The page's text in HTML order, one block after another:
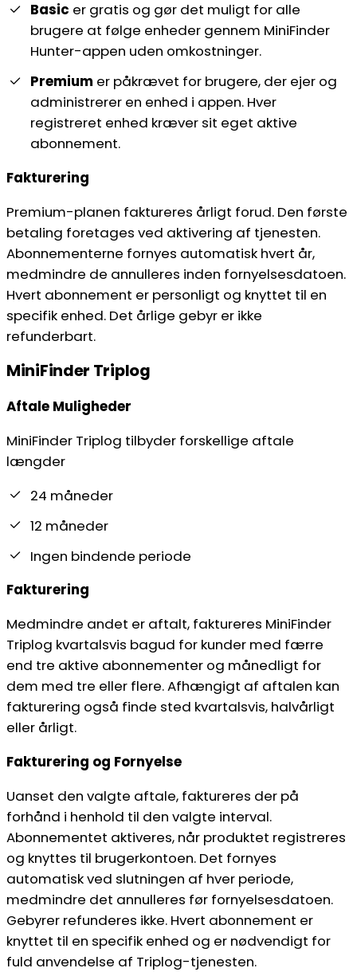
Basic er gratis og gør det muligt for alle
brugere at følge enheder gennem MiniFinder
Hunter-appen uden omkostninger.
Premium er påkrævet for brugere, der ejer og
administrerer en enhed i appen. Hver
registreret enhed kræver sit eget aktive
abonnement.
Fakturering
Premium-planen faktureres årligt forud. Den første
betaling foretages ved aktivering af tjenesten.
Abonnementerne fornyes automatisk hvert år,
medmindre de annulleres inden fornyelsesdatoen.
Hvert abonnement er personligt og knyttet til en
specifik enhed. Det årlige gebyr er ikke
refunderbart.
MiniFinder Triplog
Aftale Muligheder
MiniFinder Triplog tilbyder forskellige aftale
længder
24 måneder
12 måneder
Ingen bindende periode
Fakturering
Medmindre andet er aftalt, faktureres MiniFinder
Triplog kvartalsvis bagud for kunder med færre
end tre aktive abonnementer og månedligt for
dem med tre eller flere. Afhængigt af aftalen kan
fakturering også finde sted kvartalsvis, halvårligt
eller årligt.
Fakturering og Fornyelse
Uanset den valgte aftale, faktureres der på
forhånd i henhold til den valgte interval.
Abonnementet aktiveres, når produktet registreres
og knyttes til brugerkontoen. Det fornyes
automatisk ved slutningen af hver periode,
medmindre det annulleres før fornyelsesdatoen.
Gebyrer refunderes ikke. Hvert abonnement er
knyttet til en specifik enhed og er nødvendigt for
fuld anvendelse af Triplog-tjenesten.